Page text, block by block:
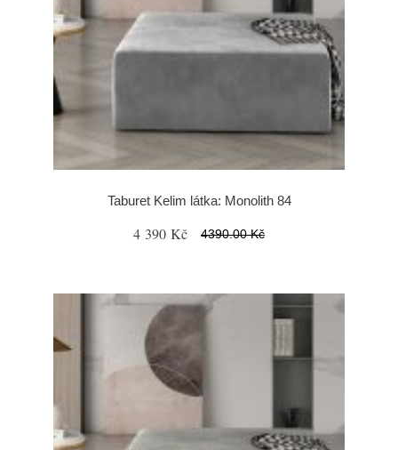
Taburet Kelim látka: Monolith 84
4 390 Kč 4390.00 Kč